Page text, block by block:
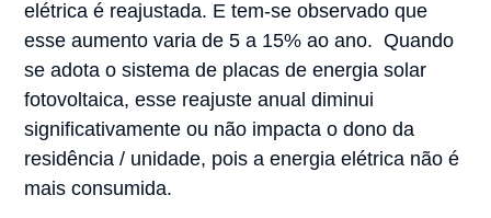
elétrica é reajustada. E tem-se observado que
esse aumento varia de 5 a 15% ao ano. Quando
se adota o sistema de placas de energia solar
fotovoltaica, esse reajuste anual diminui
significativamente ou não impacta o dono da
residência / unidade, pois a energia elétrica não é
mais consumida.